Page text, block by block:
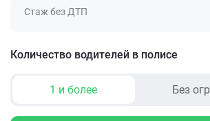
Стаж без ДТП
Количество водителей в полисе
1 и более Без